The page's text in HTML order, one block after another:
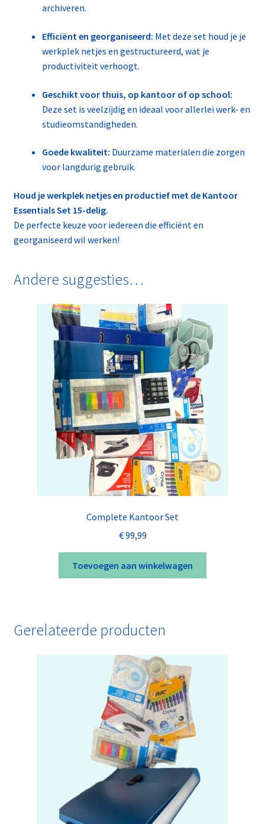
archiveren.
Efficiënt en georganiseerd: Met deze set houd je je
werkplek netjes en gestructureerd, wat je
productiviteit verhoogt.
Geschikt voor thuis, op kantoor of op school:
Deze set is veelzijdig en ideaal voor allerlei werk- en
studieomstandigheden.
Goede kwaliteit: Duurzame materialen die zorgen
voor langdurig gebruik.
Houd je werkplek netjes en productief met de Kantoor
Essentials Set 15-delig.
De perfecte keuze voor iedereen die efficiënt en
georganiseerd wil werken!
Andere suggesties…
Complete Kantoor Set
€99,99
Toevoegen aan winkelwagen
Gerelateerde producten